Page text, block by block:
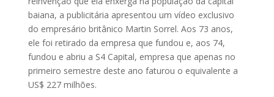
baiana, a publicitária apresentou um vídeo exclusivo
do empresário britânico Martin Sorrel. Aos 73 anos,
ele foi retirado da empresa que fundou e, aos 74,
fundou e abriu a S4 Capital, empresa que apenas no
primeiro semestre deste ano faturou o equivalente a
US$ 227 milhões.